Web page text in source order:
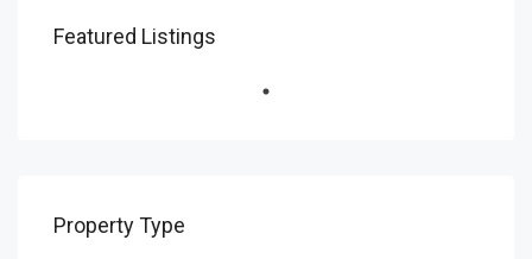
Featured Listings
Property Type